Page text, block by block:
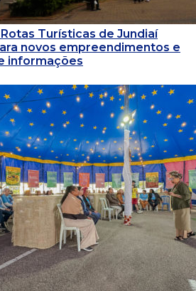
Turísticas de Jundiaí
novos empreendimentos e
informações